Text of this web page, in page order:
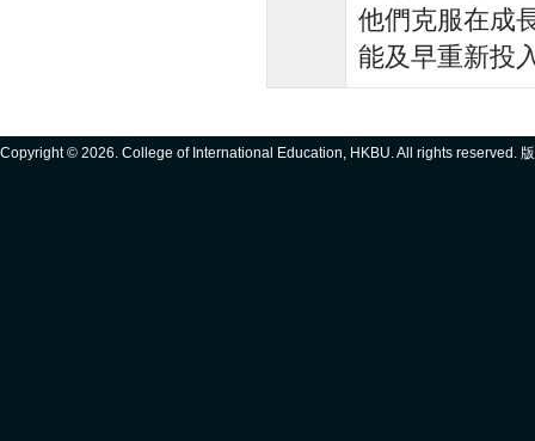
他們克服在成
能及早重新投
Copyright © 2026. College of International Education, HKBU. All rights reserved.